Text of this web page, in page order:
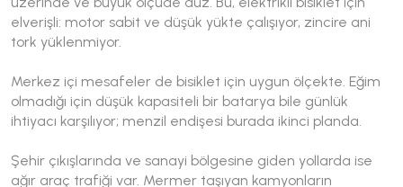
elverişli: motor sabit ve düşük yükte çalışıyor, zincire ani
tork yüklenmiyor.
Merkez içi mesafeler de bisiklet için uygun ölçekte. Eğim
olmadığı için düşük kapasiteli bir batarya bile günlük
ihtiyacı karşılıyor; menzil endişesi burada ikinci planda.
Şehir çıkışlarında ve sanayi bölgesine giden yollarda ise
ağır araç trafiği var. Mermer taşıyan kamyonların